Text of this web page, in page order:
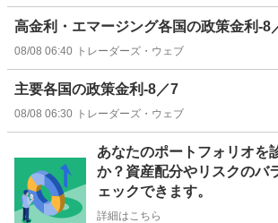
高金利・エマージング各国の政策金利-8
08/08 06:40 トレーダーズ・ウェブ
主要各国の政策金利-8／7
08/08 06:30 トレーダーズ・ウェブ
あなたのポートフォリオを
か？資産配分やリスクのバ
ェックできます。
詳細はこちら